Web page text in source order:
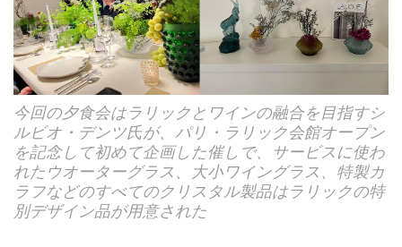
今回の夕食会はラリックとワインの融合を目指すシ
ルビオ・デンツ氏が、パリ・ラリック会館オープン
を記念して初めて企画した催しで、サービスに使わ
れたウオーターグラス、大小ワイングラス、特製カ
ラフなどのすべてのクリスタル製品はラリックの特
別デザイン品が用意された